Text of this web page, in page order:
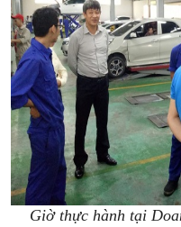
Giờ thực hành tại